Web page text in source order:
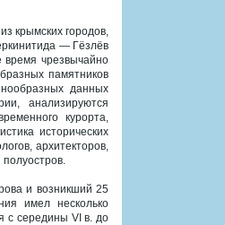
крымских городов,
— Гёзлёв
чрезвычайно
памятников
данных
анализируются
курорта,
исторических
архитекторов,
полуостров.
и возникший 25
имел несколько
с середины VI в. до